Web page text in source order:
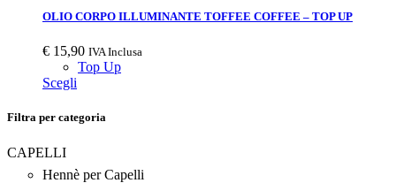
OLIO CORPO ILLUMINANTE TOFFEE COFFEE – TOP UP
€ 15,90 IVA Inclusa
Top Up
Scegli
Filtra per categoria
CAPELLI
Hennè per Capelli